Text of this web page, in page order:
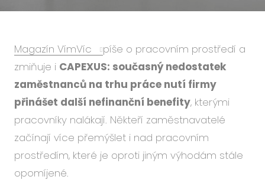
Blog
Magazín VímVíc
píše o pracovním prostředí a
zmiňuje i CAPEXUS: současný nedostatek
zaměstnanců na trhu práce nutí firmy
přinášet další nefinanční benefity, kterými
pracovníky nalákají. Někteří zaměstnavatelé
začínají více přemýšlet i nad pracovním
prostředím, které je oproti jiným výhodám stále
opomíjené.